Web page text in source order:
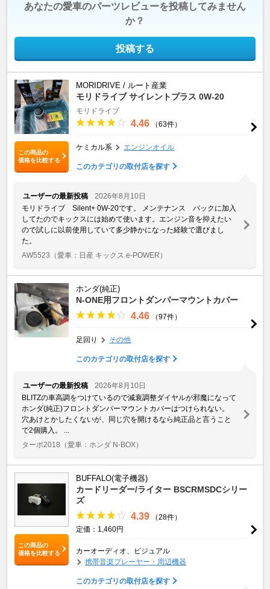
あなたの愛車のパーツレビューを投稿してみません
か？
投稿する
この商品の
価格を比較する
MORIDRIVE / ルート産業
モリドライブ サイレントプラス 0W-20
モリドライブ
4.46 （63件）
ケミカル系 エンジンオイル
このカテゴリの取付店を探す
ユーザーの最新投稿
2026年8月10日
モリドライブ Silent+ 0W-20です。 メンテナンス パックに加入
してたのでキックスには始めて使います。エンジン音を抑えたい
ので試しに以前使用していて多少静かになった経験で選びまし
た。
AW5523 （愛車：日産 キックス e-POWER）
ホンダ(純正)
N-ONE用フロントダンパーマウントカバー
4.46 （97件）
足回り その他
このカテゴリの取付店を探す
ユーザーの最新投稿
2026年8月10日
BLITZの車高調をつけているので減衰調整ダイヤルが邪魔になって
ホンダ(純正)フロントダンパーマウントカバーはつけられない。
穴あけとかしたくないが、同じ穴を開けるなら純正品と言うこと
で2個購入。 ...
ターボ2018 （愛車：ホンダ N-BOX）
この商品の
価格を比較する
BUFFALO(電子機器)
カードリーダー/ライター BSCRMSDCシリー
ズ
4.39
（28件）
定価：1,460円
カーオーディオ、ビジュアル
携帯音楽プレーヤー・周辺機器
このカテゴリの取付店を探す